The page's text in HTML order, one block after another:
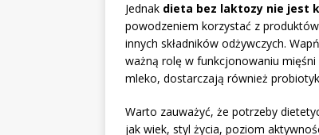
Jednak dieta bez laktozy nie jest
powodzeniem korzystać z
innych składników odżywczych.
ważną rolę w funkcjonowaniu
mleko, dostarczają również
Warto zauważyć, że potrzeby
jak wiek, styl życia, poziom